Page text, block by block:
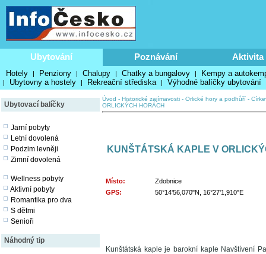
Ubytování Poznávání Aktivita
Hotely | Penziony | Chalupy | Chatky a bungalovy | Kempy a
| Ubytovny a hostely | Rekreační střediska | Výhodné balíčky ubytování
Ubytovací balíčky
Jarní pobyty
Letní dovolená
Podzim levněji
Zimní dovolená
Wellness pobyty
Aktivní pobyty
Romantika pro dva
S dětmi
Senioři
Náhodný tip
Úvod - Historické zajímavosti - Orlické hory a podhůří -
ORLICKÝCH HORÁCH
KUNŠTÁTSKÁ KAPLE V
Místo:
Zdobnice
GPS:
50°14'56,070"N, 16°27'1,910"E
Kunštátská kaple je barokní kaple Navštívení